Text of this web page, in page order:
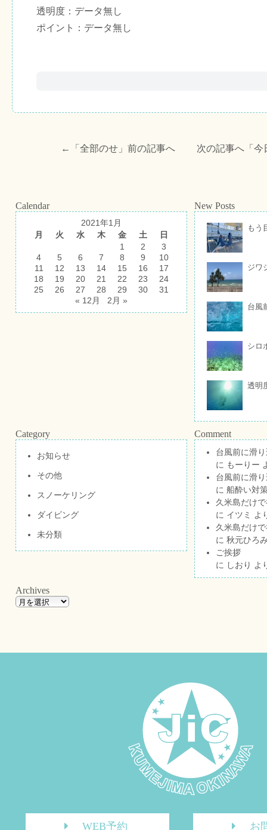
透明度：データ無し
ポイント：データ無し
←「 全部のせ 」前の記事へ 次の記事へ「 今
Calendar
2021年1月
月
火 水 木 金 土
日
1
2
3
4
5 6 7 8 9
10
11
12 13 14 15 16
17
18
19 20 21 22 23
24
25
26 27 28 29 30
31
« 12月
2月 »
New Posts
もう
ジワ
台風
シロ
透明
Category
お知らせ
その他
スノーケリング
ダイビング
未分類
Comment
台風前に滑
に もーりー
台風前に滑
に 船酔い対
久米島だけ
に イツミ
よ
久米島だけ
に 秋元ひろ
ご挨拶
に しおり よ
Archives
WEB予約 お